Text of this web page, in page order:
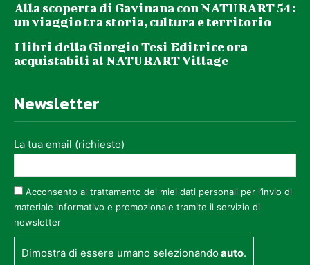
Alla scoperta di Gavinana con NATURART 54:
un viaggio tra storia, cultura e territorio
I libri della Giorgio Tesi Editrice ora
acquistabili al NATURART Village
Newsletter
La tua email (richiesto)
Acconsento al trattamento dei miei dati personali per l’invio di
materiale informativo e promozionale tramite il servizio di
newsletter
Dimostra di essere umano selezionandoauto.